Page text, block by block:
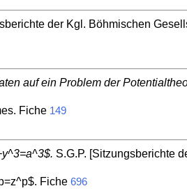
der Kgl. Böhmischen
auf ein Problem der
Fiche 149
S.G.P. [Sitzungsberichte
Fiche 696